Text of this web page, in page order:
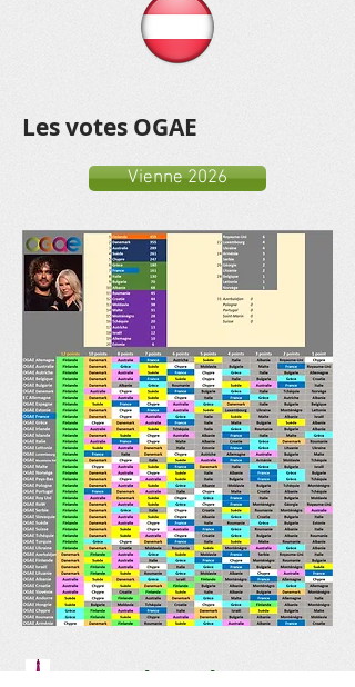
Les votes OGAE
Vienne 2026